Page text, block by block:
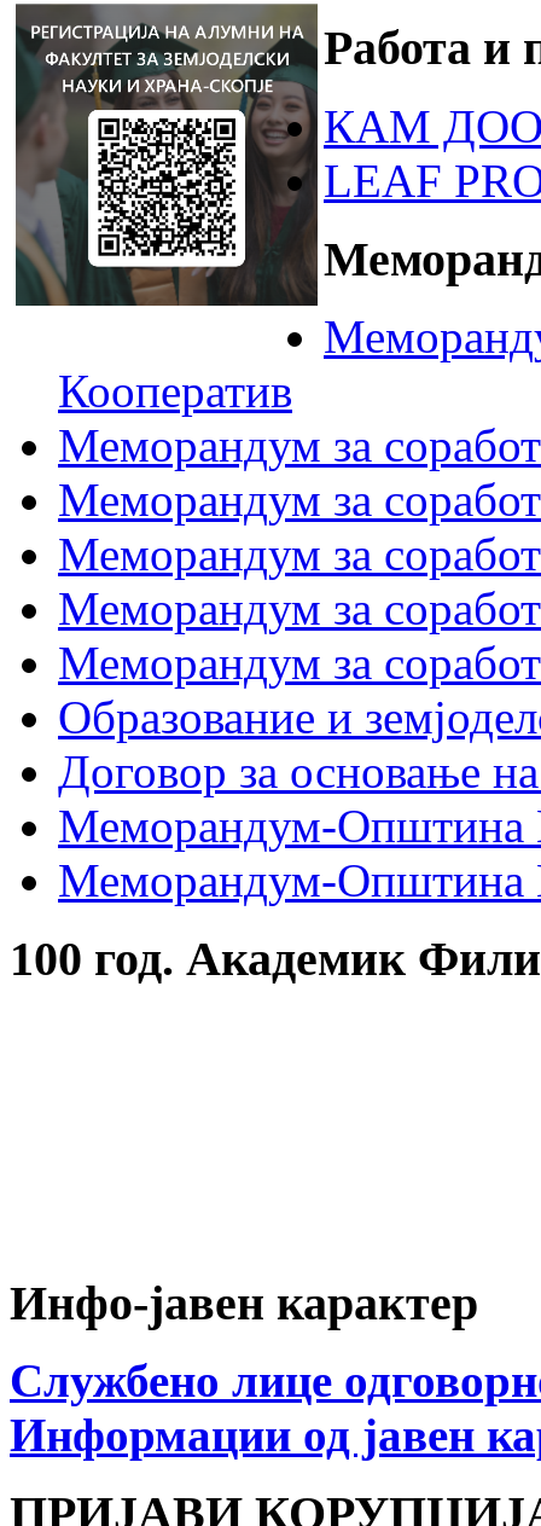
Работа и
КАМ ДОО
LEAF
Кооператив
Меморандум за
Меморандум за
Меморандум за
Меморандум за
Меморандум за
Образование и
Договор за основање
Меморандум-Општина
Меморандум-Општина
100 год. Академик
Инфо-јавен карактер
Службено лице
Информации од јавен
ПРИЈАВИ